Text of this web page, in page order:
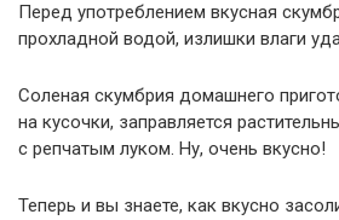
Перед употреблением вкусная
прохладной водой, излишки влаги
Соленая скумбрия домашнего
на кусочки, заправляется
с репчатым луком. Ну, очень вкусно!
Теперь и вы знаете, как вкусно